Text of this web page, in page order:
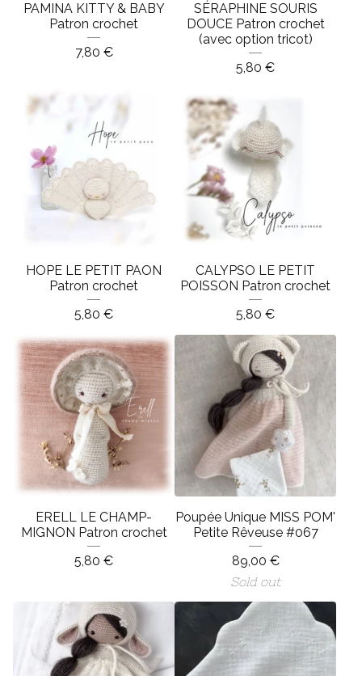
PAMINA KITTY & BABY
Patron crochet
7,80 €
SÉRAPHINE SOURIS
DOUCE Patron crochet
(avec option tricot)
5,80 €
HOPE LE PETIT PAON
Patron crochet
5,80 €
CALYPSO LE PETIT
POISSON Patron crochet
5,80 €
ERELL LE CHAMP-
MIGNON Patron crochet
5,80 €
Poupée Unique MISS POM'
Petite Rêveuse #067
89,00 €
Sold out